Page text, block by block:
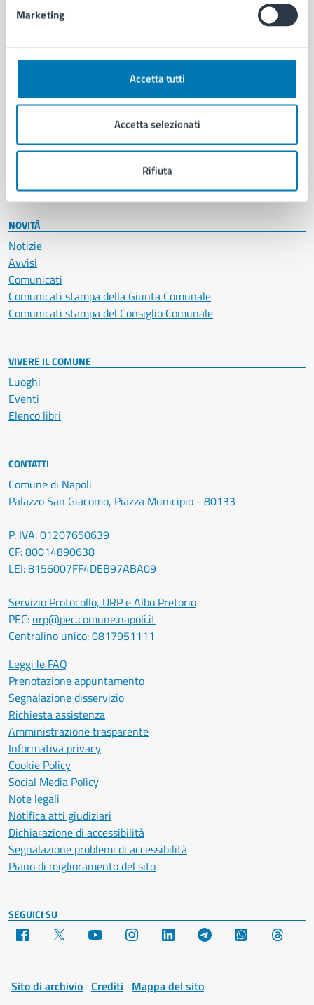
Marketing
Accetta tutti
Accetta selezionati
Rifiuta
Ambiente
Anagrafe e stato civile
Cultura e tempo libero
Educazione e formazione
Giustizia e sicurezza pubblica
Salute, benessere e assistenza
NOVITÀ
Notizie
Avvisi
Comunicati
Comunicati stampa della Giunta Comunale
Comunicati stampa del Consiglio Comunale
VIVERE IL COMUNE
Luoghi
Eventi
Elenco libri
CONTATTI
Comune di Napoli
Palazzo San Giacomo, Piazza Municipio - 80133
P. IVA: 01207650639
CF: 80014890638
LEI: 8156007FF4DEB97ABA09
Servizio Protocollo, URP e Albo Pretorio
PEC: urp@pec.comune.napoli.it
Centralino unico:0817951111
Leggi le FAQ
Prenotazione appuntamento
Segnalazione disservizio
Richiesta assistenza
Amministrazione trasparente
Informativa privacy
Cookie Policy
Social Media Policy
Note legali
Notifica atti giudiziari
Dichiarazione di accessibilità
Segnalazione problemi di accessibilità
Piano di miglioramento del sito
SEGUICI SU
Facebook YouTube Instagram LinkedIn Telegram WhatsApp
Sito di archivio Crediti Mappa del sito